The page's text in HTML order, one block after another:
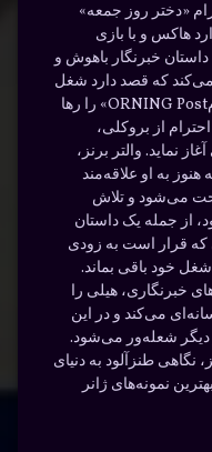
«دختر روز جمعه»
هاوارد هاکس و با بازی
خبرنگار باهوش و
می‌کند که قصد دارد شغل
پراسترس خود در روزنامه معروف «مORNING Post» را رها
از بروکلی،
نماید. والتر برنز،
به او علاقه‌مند
می‌شود و تلاش
از جمله یک داستان
که قرار است به زودی
خود باقی بماند.
خبرنگاری، هیلی را
می‌کند و در این
دیگر شعله‌ور می‌شود.
نگاهی طنزآلود به دنیای
نمونه‌های ژانر